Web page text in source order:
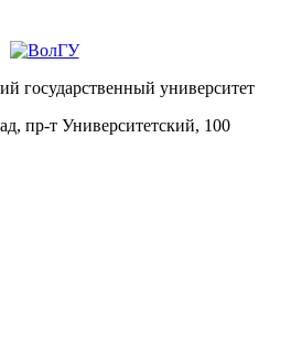
государственный университет
пр-т Университетский, 100